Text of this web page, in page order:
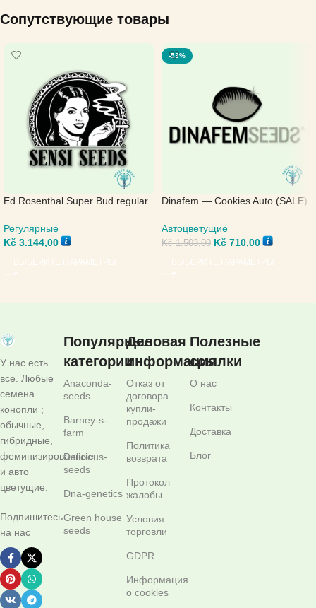
Сопутствующие товары
Ed Rosenthal Super Bud regular
Регулярные
Kč 3.144,00
-53%
Dinafem — Cookies Auto (SALE)
Автоцветущие
Kč1.503,00 Kč 710,00
ВЫБЕРИТЕ ПАРАМЕТРЫ
У нас есть
все. Любые
семена
конопли ;
обычные,
гибридные,
феминизированные
и авто
цветущие.
Подпишитесь
на нас
Популярные
категории
Anaconda-
seeds
Barney-s-
farm
Delicious-
seeds
Dna-genetics
Green house
seeds
Деловая
информация
Отказ от
договора
купли-
продажи
Политика
возврата
Протокол
жалобы
Условия
торговли
GDPR
Информация
о cookies
Полезные
ссылки
О нас
Контакты
Доставка
Блог